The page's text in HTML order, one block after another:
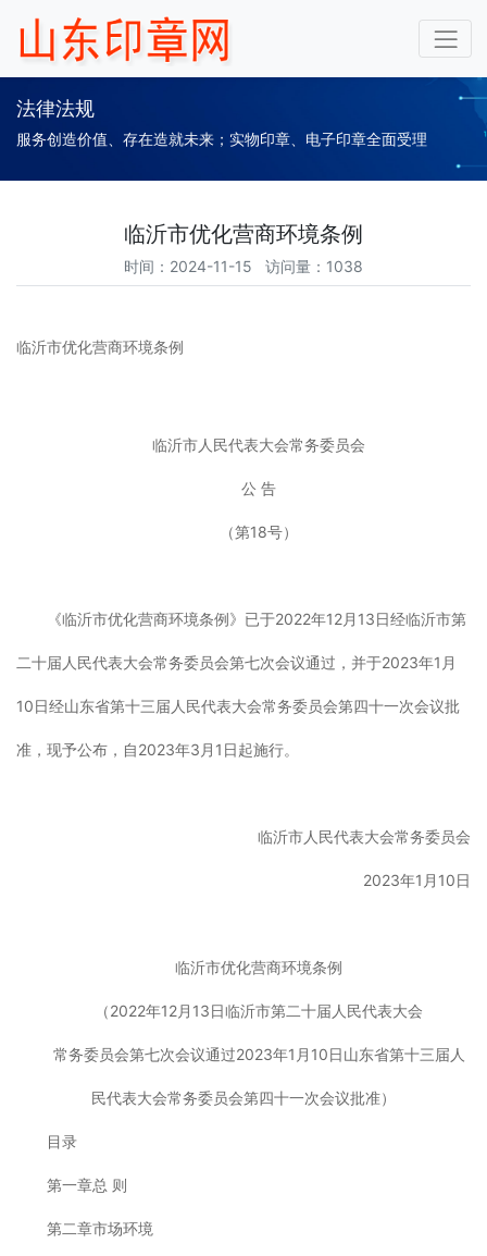
法律法规
服务创造价值、存在造就未来；实物印章、电子印章全面受理
临沂市优化营商环境条例
时间：2024-11-15 访问量：1038
临沂市优化营商环境条例
临沂市人民代表大会常务委员会
公 告
（第18号）
《临沂市优化营商环境条例》已于2022年12月13日经临沂市第
二十届人民代表大会常务委员会第七次会议通过，并于2023年1月
10日经山东省第十三届人民代表大会常务委员会第四十一次会议批
准，现予公布，自2023年3月1日起施行。
临沂市人民代表大会常务委员会
2023年1月10日
临沂市优化营商环境条例
（2022年12月13日临沂市第二十届人民代表大会
常务委员会第七次会议通过2023年1月10日山东省第十三届人
民代表大会常务委员会第四十一次会议批准）
目录
第一章总 则
第二章市场环境